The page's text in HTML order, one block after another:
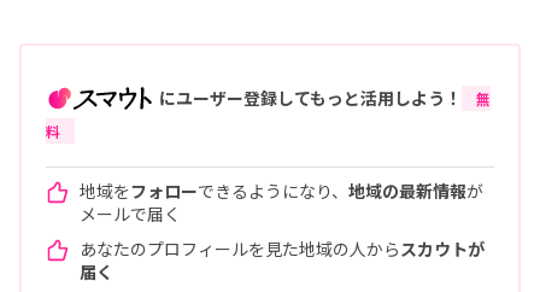
にユーザー登録してもっと活用しよう！
無
料
地域をフォローできるようになり、 地域の最新情報が
メールで届く
あなたのプロフィールを見た地域の人から スカウトが
届く